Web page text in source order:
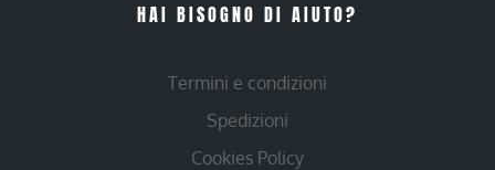
HAI BISOGNO DI AIUTO?
Termini e condizioni
Spedizioni
Cookies Policy